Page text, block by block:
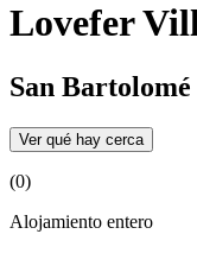
Lovefer
San
Ver qué hay cerca
(0)
Alojamiento entero